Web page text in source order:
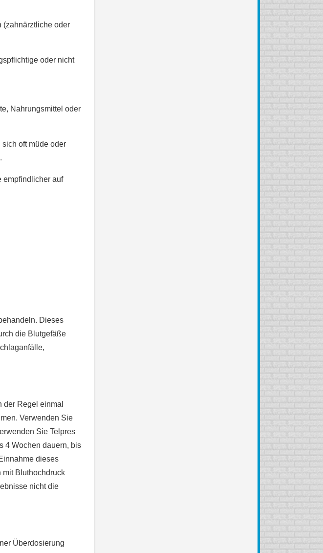
(zahnärztliche oder
oder nicht
Nahrungsmittel oder
oft müde oder
empfindlicher auf
Dieses
die Blutgefäße
der Regel einmal
Verwenden Sie
Sie Telpres
4 Wochen dauern, bis
dieses
mit Bluthochdruck
nicht die
Überdosierung